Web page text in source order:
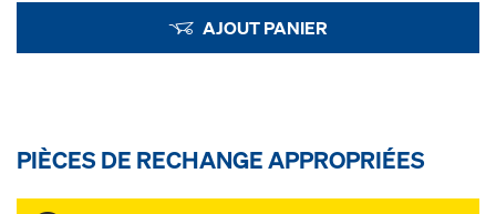
AJOUT PANIER
PIÈCES DE RECHANGE APPROPRIÉES